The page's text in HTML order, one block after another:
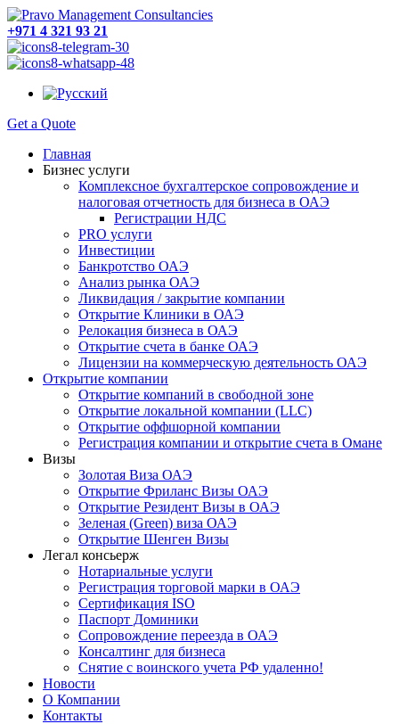
+971 4 321 93 21
Get a Quote
Главная
Бизнес услуги
Комплексное бухгалтерское сопровождение и
налоговая отчетность для бизнеса в ОАЭ
Регистрации НДС
PRO услуги
Инвестиции
Банкротство ОАЭ
Анализ рынка ОАЭ
Ликвидация / закрытие компании
Открытие Клиники в ОАЭ
Релокация бизнеса в ОАЭ
Открытие счета в банке ОАЭ
Лицензии на коммерческую деятельность ОАЭ
Открытие компании
Открытие компаний в свободной зоне
Открытие локальной компании (LLC)
Открытие оффшорной компании
Регистрация компании и открытие счета в Омане
Визы
Золотая Виза ОАЭ
Открытие Фриланс Визы ОАЭ
Открытие Резидент Визы в ОАЭ
Зеленая (Green) виза ОАЭ
Открытие Шенген Визы
Легал консьерж
Нотариальные услуги
Регистрация торговой марки в ОАЭ
Сертификация ISO
Паспорт Доминики
Сопровождение переезда в ОАЭ
Консалтинг для бизнеса
Снятие с воинского учета РФ удаленно!
Новости
О Компании
Контакты